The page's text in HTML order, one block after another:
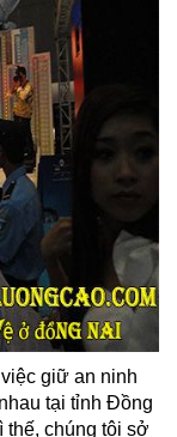
giữ an ninh
tại tỉnh Đồng
thế, chúng tôi sở